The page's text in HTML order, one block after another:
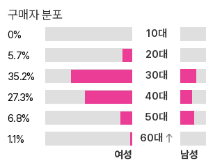
능력이나 마법으로 문제를 손쉽게 해결해버리
의 손으로 직접 미래를 변화해나가는 실현성
었다고 밝힌 바 있다. ‘우화’ 시리즈는 버틀러
담아낸 결과물인 셈이다. 특히나 작품 속에
‘미국을 다시 위대하게’라는 행동 강령은
서 마치 예언처럼 실현되었는데, 이로 인해
선득한 예지가 다시금 화제를 모았다. 《은총
인종, 성별, 정치, 환경, 종교 등에 관한 날카
게 담아내어 “버틀러의 소설 가운데 가장 힘
구매자 분포
0% 10대
5.7%
20대
35.2%
30대
27.3%
40대
6.8%
50대
1.1%
60대
여성
남성